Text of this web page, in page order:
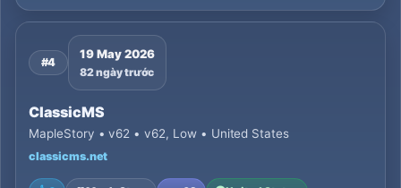
#4
19 May 2026
82 ngày trước
ClassicMS
MapleStory • v62 • v62, Low • United States
classicms.net